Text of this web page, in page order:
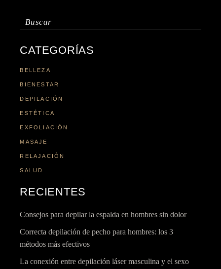
CATEGORÍAS
BELLEZA
BIENESTAR
DEPILACIÓN
ESTÉTICA
EXFOLIACIÓN
MASAJE
RELAJACIÓN
SALUD
RECIENTES
Consejos para depilar la espalda en hombres sin dolor
Correcta depilación de pecho para hombres: los 3
métodos más efectivos
La conexión entre depilación láser masculina y el sexo